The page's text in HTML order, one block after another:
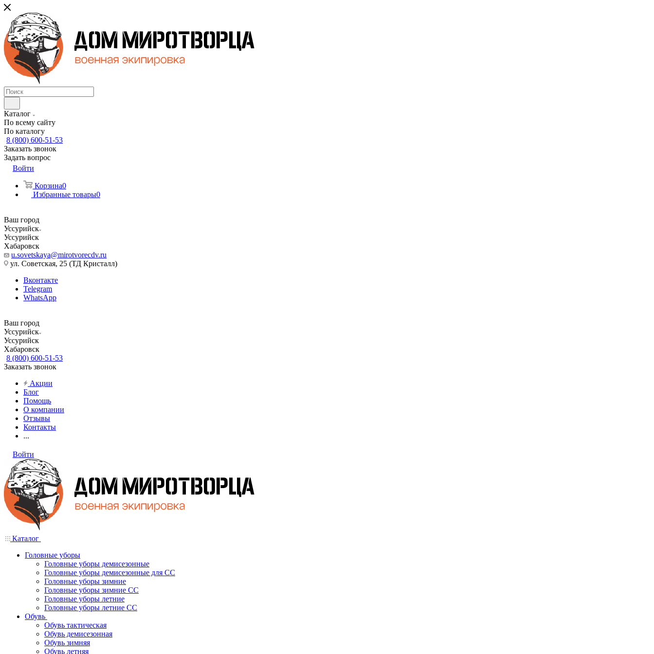
Каталог
По всему сайту
По каталогу
8 (800) 600-51-53
Заказать звонок
Задать вопрос
Войти
Корзина0
Избранные товары0
Ваш город
Уссурийск
Уссурийск
Хабаровск
u.sovetskaya@mirotvorecdv.ru
ул. Советская, 25 (ТД Кристалл)
Вконтакте
Telegram
WhatsApp
Ваш город
Уссурийск
Уссурийск
Хабаровск
8 (800) 600-51-53
Заказать звонок
Акции
Блог
Помощь
О компании
Отзывы
Контакты
...
Войти
Каталог
Головные уборы
Головные уборы демисезонные
Головные уборы демисезонные для СС
Головные уборы зимние
Головные уборы зимние СС
Головные уборы летние
Головные уборы летние СС
Обувь
Обувь тактическая
Обувь демисезонная
Обувь зимняя
Обувь летняя